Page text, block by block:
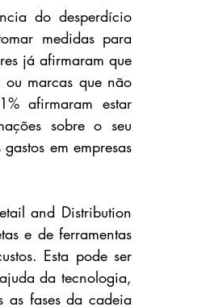
do desperdício
medidas para
já afirmaram que
ou marcas que não
afirmaram estar
sobre o seu
em empresas
and Distribution
e de ferramentas
Esta pode ser
da tecnologia,
as fases da cadeia